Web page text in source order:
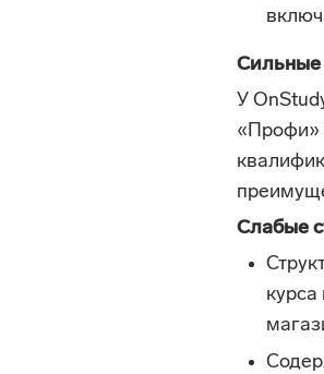
Сильные
У
«Профи»
Слабые
курса